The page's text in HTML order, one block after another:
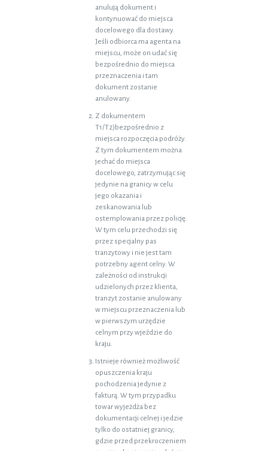
anulują dokument i
kontynuować do miejsca
docelowego dla dostawy.
Jeśli odbiorca ma agenta na
miejscu, może on udać się
bezpośrednio do miejsca
przeznaczenia i tam
dokument zostanie
anulowany.
Z dokumentem
T1/T2)bezpośrednio z
miejsca rozpoczęcia podróży.
Z tym dokumentem można
jechać do miejsca
docelowego, zatrzymując się
jedynie na granicy w celu
jego okazania i
zeskanowania lub
ostemplowania przez policję.
W tym celu przechodzi się
przez specjalny pas
tranzytowy i nie jest tam
potrzebny agent celny. W
zależności od instrukcji
udzielonych przez klienta,
tranzyt zostanie anulowany
w miejscu przeznaczenia lub
w pierwszym urzędzie
celnym przy wjeździe do
kraju.
Istnieje również możliwość
opuszczenia kraju
pochodzenia jedynie z
fakturą. W tym przypadku
towar wyjeżdża bez
dokumentacji celnej i jedzie
tylko do ostatniej granicy,
gdzie przed przekroczeniem